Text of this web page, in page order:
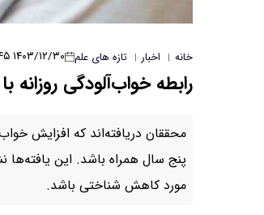
خانه | اخبار | تازه های علم ۱۴۰۳/۱۲/۳۰ ۱۱:۲۹:۴۵
رابطه خواب‌آلودگی روزانه
پنج سال همراه باشد. این
مورد کاهش شناختی باشد.